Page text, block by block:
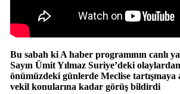
Bu sabah ki A haber programının canlı
Sayın Ümit Yılmaz Suriye’deki
önümüzdeki günlerde Meclise tartışmaya
vekil konularına kadar görüş bildirdi